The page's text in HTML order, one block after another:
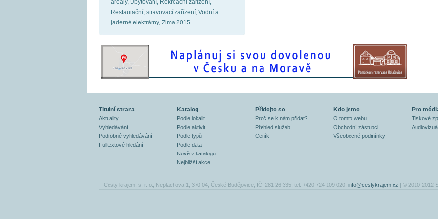
areály, Ubytování, Rekreační zařízení,
Restaurační, stravovací zařízení, Vodní a
jaderné elektrárny, Zima 2015
Titulní strana
Aktuality
Vyhledávání
Podrobné vyhledávání
Fulltextové hledání
Katalog
Podle lokalit
Podle aktivit
Podle typů
Podle data
Nově v katalogu
Nejbližší akce
Přidejte se
Proč se k nám přidat?
Přehled služeb
Ceník
Kdo jsme
O tomto webu
Obchodní zástupci
Všeobecné podmínky
Pro
Tiskové
Cesty krajem, s. r. o., Neplachova 1, 370 04, České Budějovice, IČ: 281 26 335, tel. +420 724 109 020, info@cestykrajem.cz | © 2010-2012